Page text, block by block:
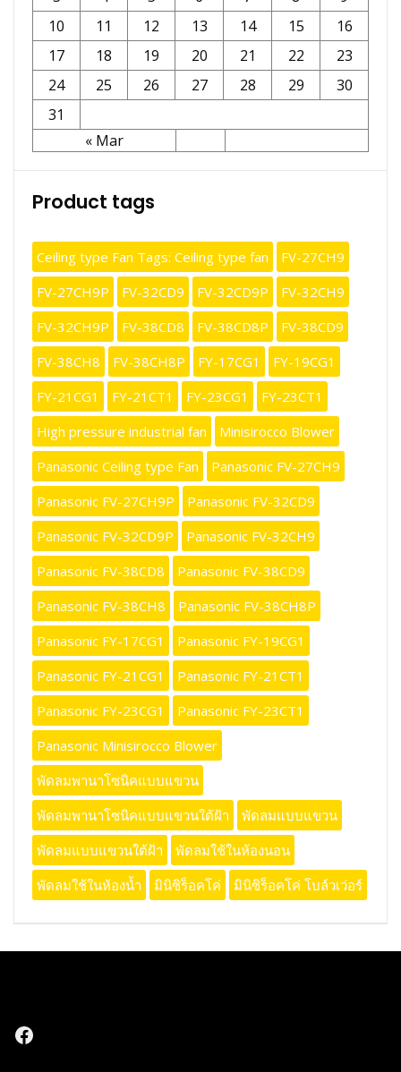
10
11 12 13 14 15
16
17
18 19 20 21 22
23
24
25 26 27 28 29
30
31
« Mar
Product tags
Ceiling type Fan Tags: Ceiling type fan
FV-27CH9
FV-27CH9P
FV-32CD9 FV-32CD9P
FV-32CH9
FV-32CH9P
FV-38CD8 FV-38CD8P
FV-38CD9
FV-38CH8
FV-38CH8P FY-17CG1
FY-19CG1
FY-21CG1
FY-21CT1 FY-23CG1
FY-23CT1
High pressure industrial fan
Minisirocco Blower
Panasonic Ceiling type Fan
Panasonic FV-27CH9
Panasonic FV-27CH9P
Panasonic FV-32CD9
Panasonic FV-32CD9P
Panasonic FV-32CH9
Panasonic FV-38CD8
Panasonic FV-38CD9
Panasonic FV-38CH8
Panasonic FV-38CH8P
Panasonic FY-17CG1
Panasonic FY-19CG1
Panasonic FY-21CG1
Panasonic FY-21CT1
Panasonic FY-23CG1
Panasonic FY-23CT1
Panasonic Minisirocco Blower
พัดลมพานาโซนิคแบบแขวน
พัดลมพานาโซนิคแบบแขวนใต้ฝ้า
พัดลมแบบแขวน
พัดลมแบบแขวนใต้ฝ้า
พัดลมใช้ในห้องนอน
พัดลมใช้ในห้องน้ำ
มินิซิร็อคโค่ มินิซิร็อคโค่ โบล์วเว่อร์
Facebook